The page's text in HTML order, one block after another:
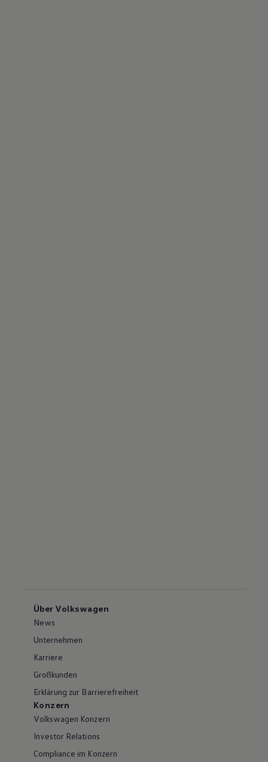
Über Volkswagen
News
Unternehmen
Karriere
Großkunden
Erklärung zur Barrierefreiheit
Konzern
Volkswagen Konzern
Investor Relations
Compliance im Konzern